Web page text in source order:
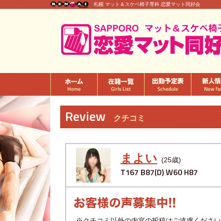
札幌 マット＆スケベ椅子専科 恋愛マット同好会
Review クチコミ
まよい (25歳)
T167 B87(D) W60 H87